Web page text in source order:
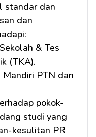
standar dan
dan
& Tes
(TKA).
pokok-
studi yang
kesulitan PR